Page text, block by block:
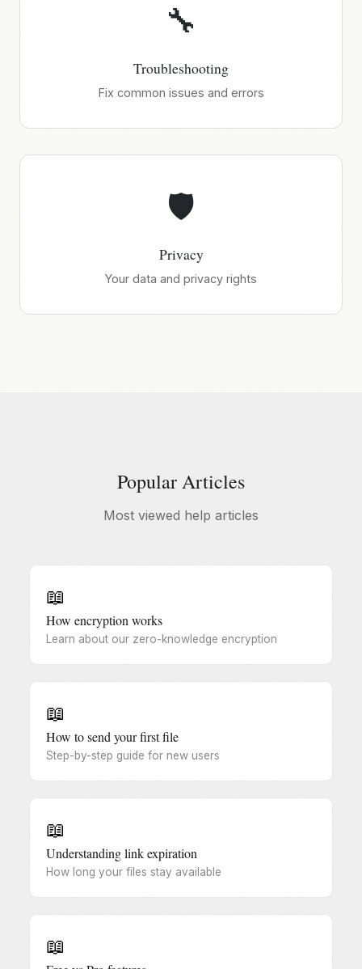
🔧
Troubleshooting
Fix common issues and errors
🛡️
Privacy
Your data and privacy rights
Popular Articles
Most viewed help articles
📖
How encryption works
Learn about our zero-knowledge encryption
📖
How to send your first file
Step-by-step guide for new users
📖
Understanding link expiration
How long your files stay available
📖